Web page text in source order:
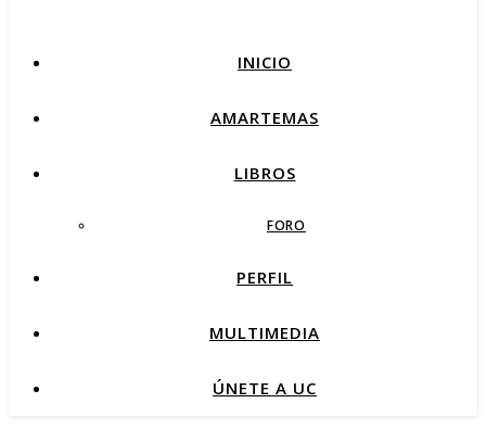
INICIO
AMARTEMAS
LIBROS
FORO
PERFIL
MULTIMEDIA
ÚNETE A UC